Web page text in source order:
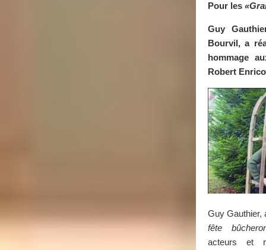
Pour les
Guy
Bourvil, a
hommage
Robert
Guy Gauthier,
fête
acteurs et